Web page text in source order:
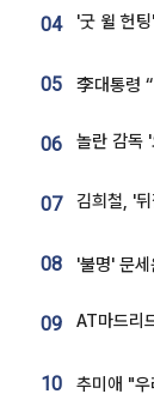
04
05
06
07
08
09
10